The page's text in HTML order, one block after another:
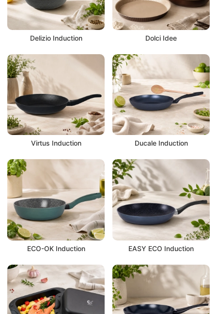
Delizio Induction Dolci Idee
Virtus Induction Ducale Induction
ECO-OK Induction EASY ECO Induction